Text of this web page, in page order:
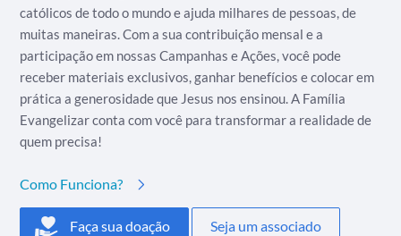
católicos de todo o mundo e ajuda milhares de pessoas, de
muitas maneiras. Com a sua contribuição mensal e a
participação em nossas Campanhas e Ações, você pode
receber materiais exclusivos, ganhar benefícios e colocar em
prática a generosidade que Jesus nos ensinou. A Família
Evangelizar conta com você para transformar a realidade de
quem precisa!
Como Funciona?
Faça sua doação Seja um associado